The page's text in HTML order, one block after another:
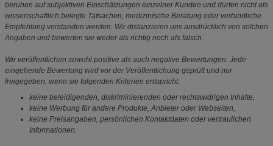
beruhen auf subjektiven Einschätzungen einzelner Kunden und dürfen nicht als
wissenschaftlich belegte Tatsachen, medizinische Beratung oder verbindliche
Empfehlung verstanden werden. Wir distanzieren uns ausdrücklich von solchen
Angaben und bewerten sie weder als richtig noch als falsch.
Wir veröffentlichen sowohl positive als auch negative Bewertungen. Jede
eingehende Bewertung wird vor der Veröffentlichung geprüft und nur
freigegeben, wenn sie folgenden Kriterien entspricht:
keine beleidigenden, diskriminierenden oder rechtswidrigen Inhalte,
keine Werbung für andere Produkte, Anbieter oder Webseiten,
keine Preisangaben, persönlichen Kontaktdaten oder vertraulichen
Informationen.